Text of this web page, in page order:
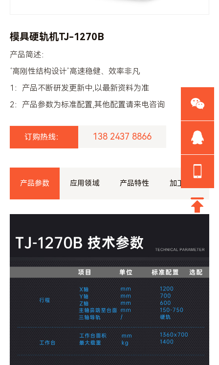
模具硬轨机TJ-1270B
产品简述：
‘高刚性结构设计’高速稳健、效率非凡
1：产品不断研发更新中,以最新资料为准
2：产品参数为标准配置,其他配置请来电咨询
订购热线： 138 2437 8866
产品参数 应用领域 产品特性 加工工件